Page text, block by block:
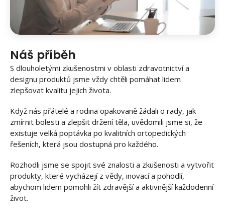
Náš příběh
S dlouholetými zkušenostmi v oblasti zdravotnictví a
designu produktů jsme vždy chtěli pomáhat lidem
zlepšovat kvalitu jejich života.
Když nás přátelé a rodina opakovaně žádali o rady, jak
zmírnit bolesti a zlepšit držení těla, uvědomili jsme si, že
existuje velká poptávka po kvalitních ortopedických
řešeních, která jsou dostupná pro každého.
Rozhodli jsme se spojit své znalosti a zkušenosti a vytvořit
produkty, které vycházejí z vědy, inovací a pohodlí,
abychom lidem pomohli žít zdravější a aktivnější každodenní
život.